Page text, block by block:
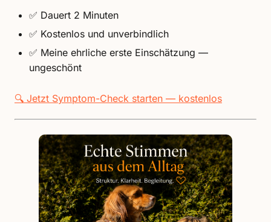
✅ Dauert 2 Minuten
✅ Kostenlos und unverbindlich
✅ Meine ehrliche erste Einschätzung —
ungeschönt
🔍 Jetzt Symptom-Check starten — kostenlos